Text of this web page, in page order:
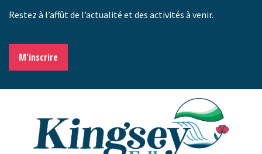
Restez à l’affût de l’actualité et des activités à venir.
M'inscrire